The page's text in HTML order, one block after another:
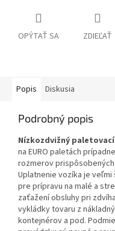
OPÝTAŤ SA ZDIEĽAŤ
Popis Diskusia
Podrobný popis
Nízkozdvižný
na EURO paletách
rozmerov
Uplatnenie vozíka je
pre prípravu na malé a
zaťažení obsluhy pri
vykládky tovaru z
kontejnérov a pod.